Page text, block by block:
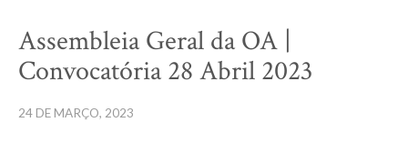
Assembleia Geral da OA |
Convocatória 28 Abril 2023
24 DE MARÇO, 2023